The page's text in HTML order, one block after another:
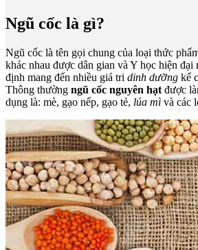
Ngũ cốc là gì?
Ngũ cốc là tên gọi chung của loại thức
khác nhau được dân gian và Y học hiện đại
định mang đến nhiều giá tri dinh dưỡng kể
Thông thường ngũ cốc nguyên hạt được
dụng là: mè, gạo nếp, gạo tẻ, lúa mì và các